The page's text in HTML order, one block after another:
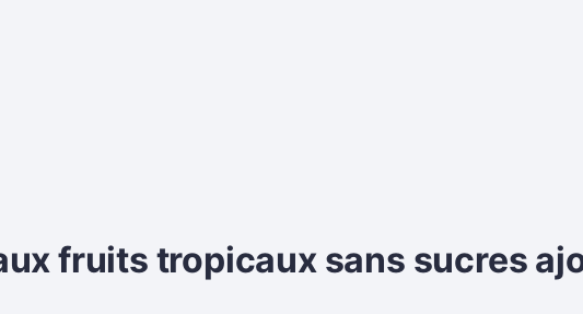
fruits tropicaux sans sucres